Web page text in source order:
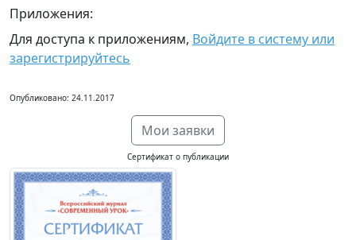
Приложения:
Для доступа к приложениям, Войдите в систему или
зарегистрируйтесь
Опубликовано: 24.11.2017
Мои заявки
Сертификат о публикации